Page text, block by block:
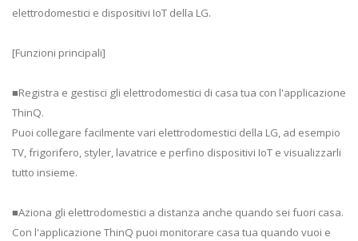
elettrodomestici e dispositivi IoT della LG.
[Funzioni principali]
■Registra e gestisci gli elettrodomestici di casa tua con l'applicazione
ThinQ.
Puoi collegare facilmente vari elettrodomestici della LG, ad esempio
TV, frigorifero, styler, lavatrice e perfino dispositivi IoT e visualizzarli
tutto insieme.
■Aziona gli elettrodomestici a distanza anche quando sei fuori casa.
Con l'applicazione ThinQ puoi monitorare casa tua quando vuoi e